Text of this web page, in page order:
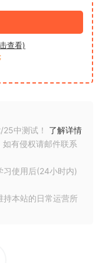
查看)
中测试！ 了解详情
有侵权请邮件联系
习使用后(24小时内)
持本站的日常运营所